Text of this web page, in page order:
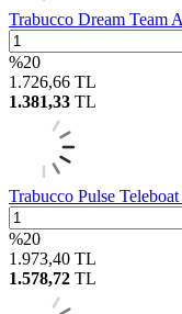
Trabucco Dream Team
%20
1.726,66 TL
1.381,33 TL
Trabucco Pulse
%20
1.973,40 TL
1.578,72 TL